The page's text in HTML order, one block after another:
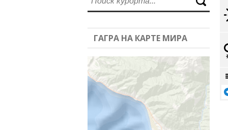
ГАГРА НА КАРТЕ МИРА